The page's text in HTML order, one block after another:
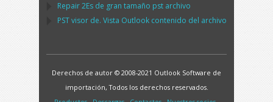
Repair2Es de gran tamaño pst archivo
PSTvisor de. Vista Outlook contenido del archivo
Derechos de autor © 2008-2021 Outlook Software de
importación, Todos los derechos reservados.